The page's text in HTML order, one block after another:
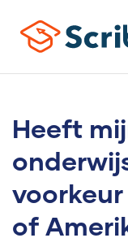
Heeft
of